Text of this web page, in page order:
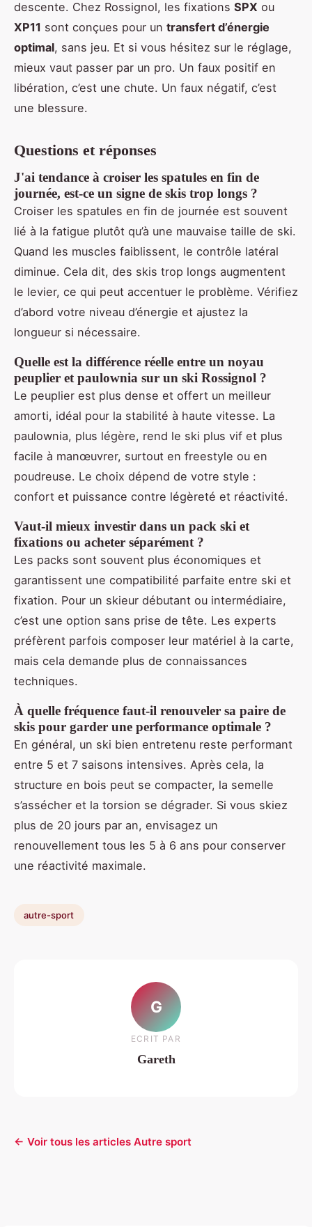
descente. Chez Rossignol, les fixations SPX ou
XP11 sont conçues pour un transfert d’énergie
optimal, sans jeu. Et si vous hésitez sur le réglage,
mieux vaut passer par un pro. Un faux positif en
libération, c’est une chute. Un faux négatif, c’est
une blessure.
Questions et réponses
J'ai tendance à croiser les spatules en fin de
journée, est-ce un signe de skis trop longs ?
Croiser les spatules en fin de journée est souvent
lié à la fatigue plutôt qu’à une mauvaise taille de ski.
Quand les muscles faiblissent, le contrôle latéral
diminue. Cela dit, des skis trop longs augmentent
le levier, ce qui peut accentuer le problème. Vérifiez
d’abord votre niveau d’énergie et ajustez la
longueur si nécessaire.
Quelle est la différence réelle entre un noyau
peuplier et paulownia sur un ski Rossignol ?
Le peuplier est plus dense et offert un meilleur
amorti, idéal pour la stabilité à haute vitesse. La
paulownia, plus légère, rend le ski plus vif et plus
facile à manœuvrer, surtout en freestyle ou en
poudreuse. Le choix dépend de votre style :
confort et puissance contre légèreté et réactivité.
Vaut-il mieux investir dans un pack ski et
fixations ou acheter séparément ?
Les packs sont souvent plus économiques et
garantissent une compatibilité parfaite entre ski et
fixation. Pour un skieur débutant ou intermédiaire,
c’est une option sans prise de tête. Les experts
préfèrent parfois composer leur matériel à la carte,
mais cela demande plus de connaissances
techniques.
À quelle fréquence faut-il renouveler sa paire de
skis pour garder une performance optimale ?
En général, un ski bien entretenu reste performant
entre 5 et 7 saisons intensives. Après cela, la
structure en bois peut se compacter, la semelle
s’assécher et la torsion se dégrader. Si vous skiez
plus de 20 jours par an, envisagez un
renouvellement tous les 5 à 6 ans pour conserver
une réactivité maximale.
autre-sport
G
ECRIT PAR
Gareth
← Voir tous les articles Autre sport